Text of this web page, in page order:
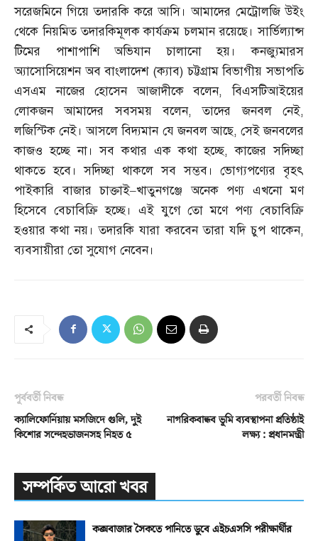
সরেজমিনে গিয়ে তদারকি করে আসি। আমাদের মেট্রোলজি উইং
থেকে নিয়মিত তদারকিমূলক কার্যক্রম চলমান রয়েছে। সার্ভিল্যান্স
টিমের পাশাপাশি অভিযান চালানো হয়। কনজ্যুমারস
অ্যাসোসিয়েশন অব বাংলাদেশ (ক্যাব)চট্টগ্রাম বিভাগীয় সভাপতি
এসএম নাজের হোসেন আজাদীকে বলেন,বিএসটিআইয়ের
লোকজন আমাদের সবসময় বলেন,তাদের জনবল নেই,
লজিস্টিক নেই। আসলে বিদ্যমান যে জনবল আছে, সেই জনবলের
কাজও হচ্ছে না। সব কথার এক কথা হচ্ছে,কাজের সদিচ্ছা
থাকতে হবে। সদিচ্ছা থাকলে সব সম্ভব। ভোগ্যপণ্যের বৃহৎ
পাইকারি বাজার চাক্তাই–খাতুনগঞ্জে অনেক পণ্য এখনো মণ
হিসেবে বেচাবিক্রি হচ্ছে। এই যুগে তো মণে পণ্য বেচাবিক্রি
হওয়ার কথা নয়। তদারকি যারা করবেন তারা যদি চুপ থাকেন,
ব্যবসায়ীরা তো সুযোগ নেবেন।
পূর্ববর্তী নিবন্ধ
ক্যালিফোর্নিয়ায় মসজিদে গুলি, দুই
কিশোর সন্দেহভাজনসহ নিহত ৫
পরবর্তী নিবন্ধ
নাগরিকবান্ধব ভূমি ব্যবস্থাপনা প্রতিষ্ঠাই
লক্ষ্য : প্রধানমন্ত্রী
সম্পর্কিত আরো খবর
কক্সবাজার সৈকতে পানিতে ডুবে এইচএসসি পরীক্ষার্থীর